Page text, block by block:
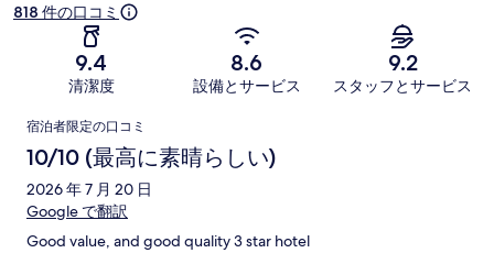
818 件の口コミ
9.4
清潔度
8.6
設備とサービス
9.2
スタッフとサービス
口
コ
ミ
宿泊者限定の口コミ
10/10 (最高に素晴らしい)
2026 年 7 月 20 日
Google で翻訳
Good value, and good quality 3 star hotel